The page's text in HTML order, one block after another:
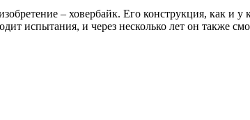
– ховербайк. Его конструкция, как
испытания, и через несколько лет он также